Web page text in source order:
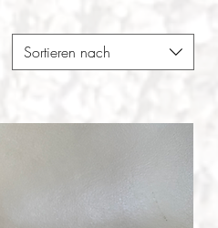
Sortieren nach